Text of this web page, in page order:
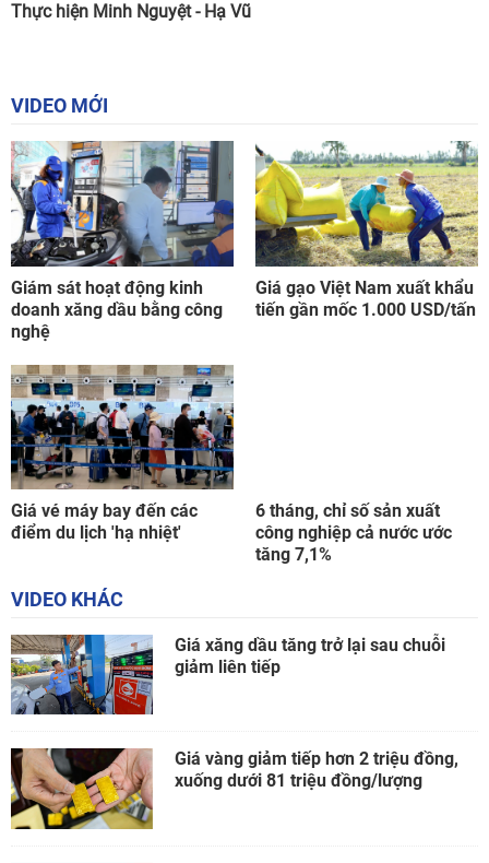
Thực hiện Minh Nguyệt - Hạ Vũ
VIDEO MỚI
Giám sát hoạt động kinh
doanh xăng dầu bằng công
nghệ
Giá gạo Việt Nam xuất khẩu
tiến gần mốc 1.000 USD/tấn
Giá vé máy bay đến các
điểm du lịch 'hạ nhiệt'
6 tháng, chỉ số sản xuất
công nghiệp cả nước ước
tăng 7,1%
VIDEO KHÁC
Giá xăng dầu tăng trở lại sau chuỗi
giảm liên tiếp
Giá vàng giảm tiếp hơn 2 triệu đồng,
xuống dưới 81 triệu đồng/lượng